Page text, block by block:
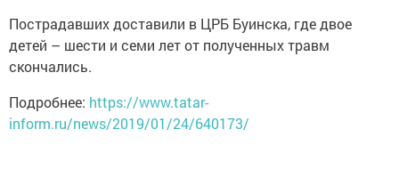
Пострадавших доставили в ЦРБ Буинска, где двое
детей – шести и семи лет от полученных травм
скончались.
Подробнее: https://www.tatar-
inform.ru/news/2019/01/24/640173/